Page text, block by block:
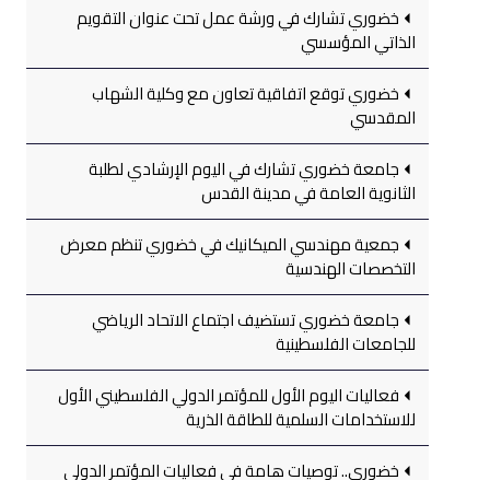
خضوري تشارك في ورشة عمل تحت عنوان التقويم
الذاتي المؤسسي
خضوري توقع اتفاقية تعاون مع وكلية الشهاب
المقدسي
جامعة خضوري تشارك في اليوم الإرشادي لطلبة
الثانوية العامة في مدينة القدس
جمعية مهندسي الميكانيك في خضوري تنظم معرض
التخصصات الهندسية
جامعة خضوري تستضيف اجتماع الاتحاد الرياضي
للجامعات الفلسطينية
فعاليات اليوم الأول للمؤتمر الدولي الفلسطيني الأول
للاستخدامات السلمية للطاقة الذرية
خضوري.. توصيات هامة في فعاليات المؤتمر الدولي